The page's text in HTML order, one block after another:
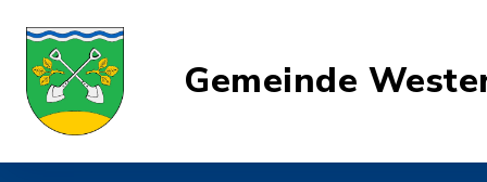
Gemeinde